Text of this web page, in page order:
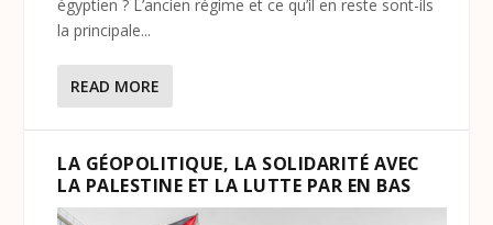
égyptien ? L’ancien régime et ce qu’il en reste sont-ils
la principale...
READ MORE
LA GÉOPOLITIQUE, LA SOLIDARITÉ AVEC
LA PALESTINE ET LA LUTTE PAR EN BAS